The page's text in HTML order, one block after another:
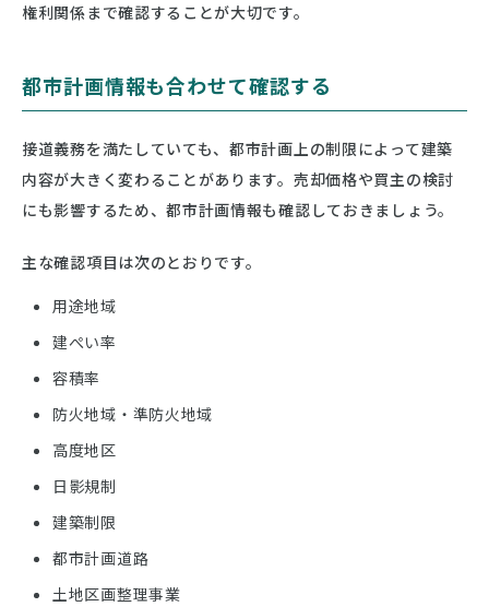
権利関係まで確認することが大切です。
都市計画情報も合わせて確認する
接道義務を満たしていても、都市計画上の制限によって建築
内容が大きく変わることがあります。売却価格や買主の検討
にも影響するため、都市計画情報も確認しておきましょう。
主な確認項目は次のとおりです。
用途地域
建ぺい率
容積率
防火地域・準防火地域
高度地区
日影規制
建築制限
都市計画道路
土地区画整理事業